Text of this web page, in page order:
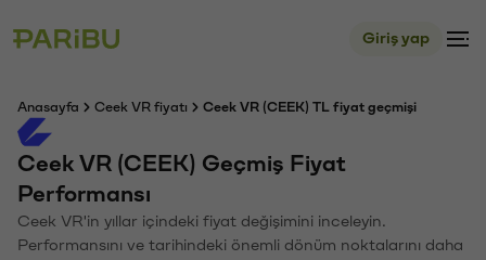
Giriş yap
Anasayfa Ceek VR fiyatı Ceek VR (CEEK) TL fiyat geçmişi
Ceek VR (CEEK) Geçmiş Fiyat
Performansı
Ceek VR'in yıllar içindeki fiyat değişimini inceleyin.
Performansını ve tarihindeki önemli dönüm noktalarını daha